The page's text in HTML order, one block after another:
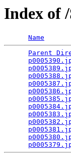
Index of
Name
Parent